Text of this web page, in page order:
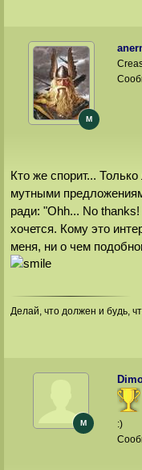
M
Кто же спорит...
мутными
ради: "Ohh... No
хочется. Кому это
меня, ни о чем
Делай, что должен и будь,
M
:)